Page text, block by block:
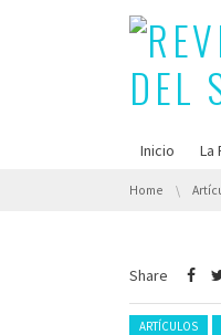
Inicio La
You are here:
Home
Share
Posted in:
ARTÍCULOS